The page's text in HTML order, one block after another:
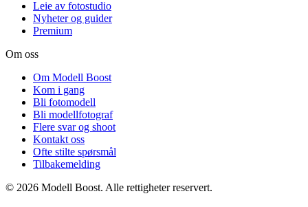
Leie av fotostudio
Nyheter og guider
Premium
Om oss
Om Modell Boost
Kom i gang
Bli fotomodell
Bli modellfotograf
Flere svar og shoot
Kontakt oss
Ofte stilte spørsmål
Tilbakemelding
© 2026 Modell Boost. Alle rettigheter reservert.